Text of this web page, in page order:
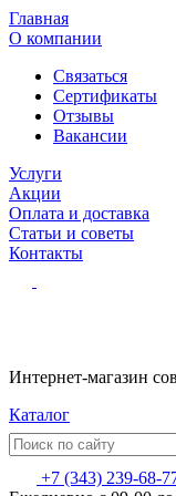
Главная
О компании
Связаться
Сертификаты
Отзывы
Вакансии
Услуги
Акции
Оплата и доставка
Статьи и советы
Контакты
Интернет-магазин
Каталог
+7 (343) 239-68-